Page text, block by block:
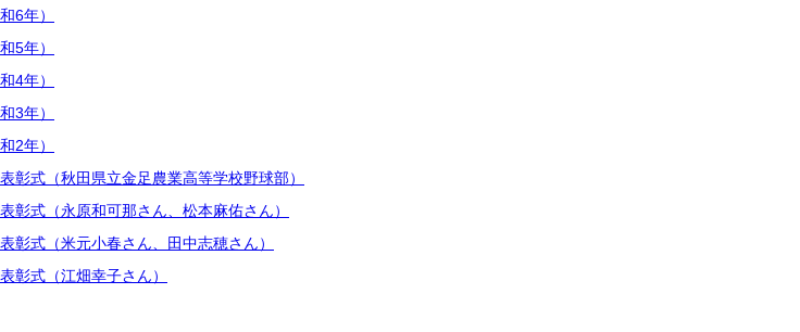
6年）
5年）
4年）
3年）
2年）
彰式（秋田県立金足農業高等学校野球部）
彰式（永原和可那さん、松本麻佑さん）
彰式（米元小春さん、田中志穂さん）
彰式（江畑幸子さん）